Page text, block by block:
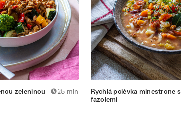
zeleninou
25 min
Rychlá polévka minestrone s
fazolemi